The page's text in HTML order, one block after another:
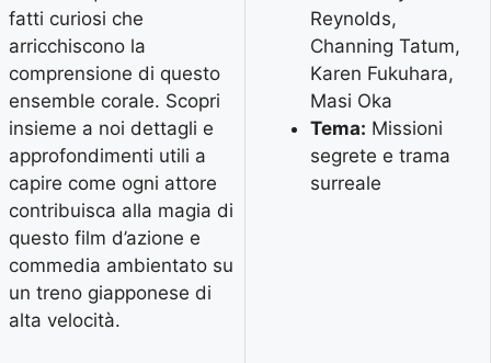
fatti curiosi che
arricchiscono la
comprensione di questo
ensemble corale. Scopri
insieme a noi dettagli e
approfondimenti utili a
capire come ogni attore
contribuisca alla magia di
questo film d’azione e
commedia ambientato su
un treno giapponese di
alta velocità.
Reynolds,
Channing Tatum,
Karen Fukuhara,
Masi Oka
Tema: Missioni
segrete e trama
surreale